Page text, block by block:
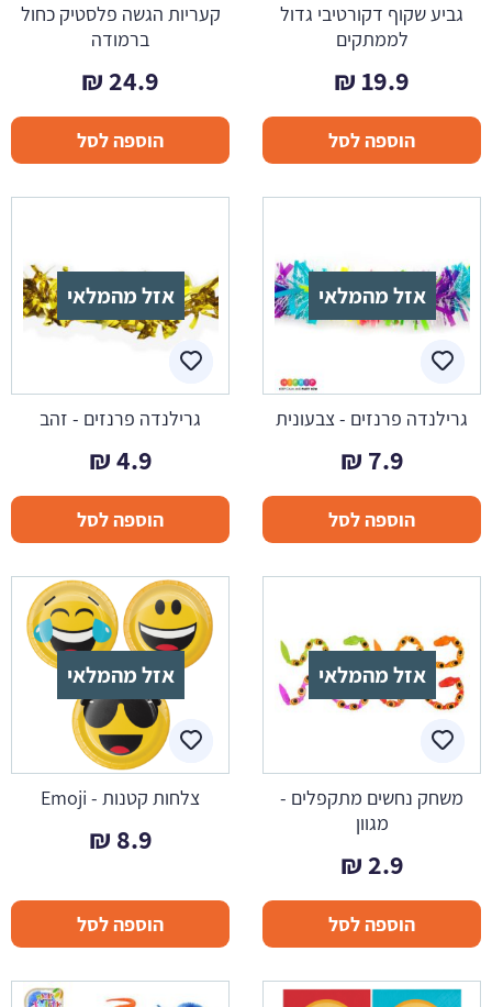
גביע שקוף דקורטיבי גדול
לממתקים
19.9
₪
הוספה לסל
קעריות הגשה פלסטיק כחול
ברמודה
24.9
₪
הוספה לסל
אזל מהמלאי
גרילנדה פרנזים - צבעונית
7.9
₪
הוספה לסל
אזל מהמלאי
גרילנדה פרנזים - זהב
4.9
₪
הוספה לסל
אזל מהמלאי
משחק נחשים מתקפלים -
מגוון
2.9
₪
הוספה לסל
אזל מהמלאי
צלחות קטנות - Emoji
8.9
₪
הוספה לסל